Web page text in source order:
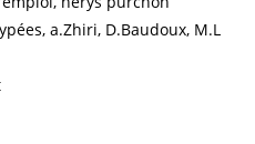
a.Zhiri, D.Baudoux, M.L